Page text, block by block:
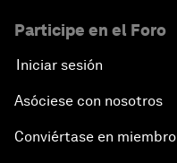
Participe en el Foro
Iniciar sesión
Asóciese con nosotros
Conviértase en miembro